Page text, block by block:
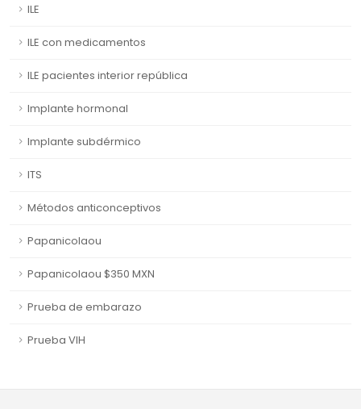
ILE
ILE con medicamentos
ILE pacientes interior república
Implante hormonal
Implante subdérmico
ITS
Métodos anticonceptivos
Papanicolaou
Papanicolaou $350 MXN
Prueba de embarazo
Prueba VIH